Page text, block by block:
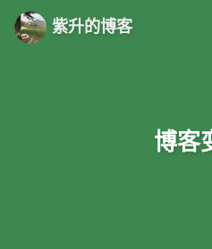
紫升的博客
博客